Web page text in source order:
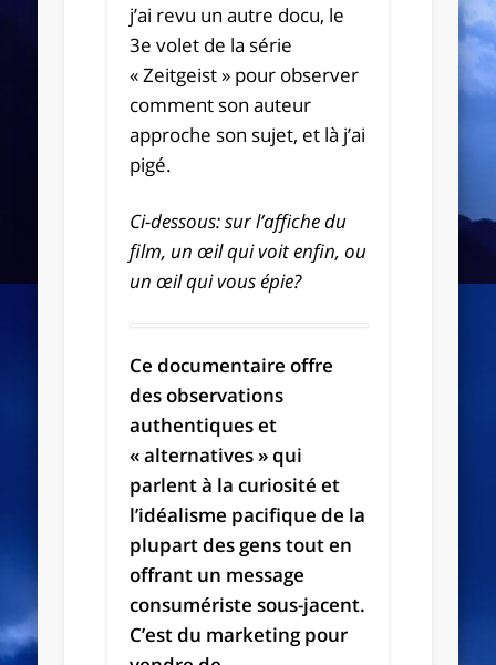
j’ai revu un autre docu, le
3e volet de la série
« Zeitgeist » pour observer
comment son auteur
approche son sujet, et là j’ai
pigé.
Ci-dessous: sur l’affiche du
film, un œil qui voit enfin, ou
un œil qui vous épie?
Ce documentaire offre
des observations
authentiques et
« alternatives » qui
parlent à la curiosité et
l’idéalisme pacifique de la
plupart des gens tout en
offrant un message
consumériste sous-jacent.
C’est du marketing pour